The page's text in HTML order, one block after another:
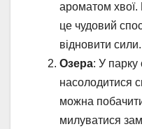
ароматом хвої.
це чудовий
відновити сили.
Озера: У парку
насолодитися
можна
милуватися